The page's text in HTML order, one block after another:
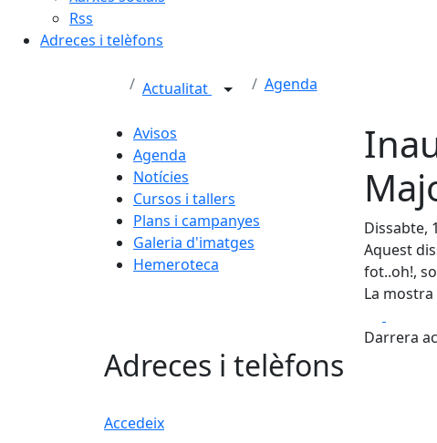
Rss
Adreces i telèfons
Actualitat Agenda
Avisos
Agenda
Notícies
Cursos i tallers
Plans i campanyes
Galeria d'imatges
Hemeroteca
Dissabte,
Aquest
fot..oh!,
La mostra
Darrera
Adreces i telèfons
Accedeix